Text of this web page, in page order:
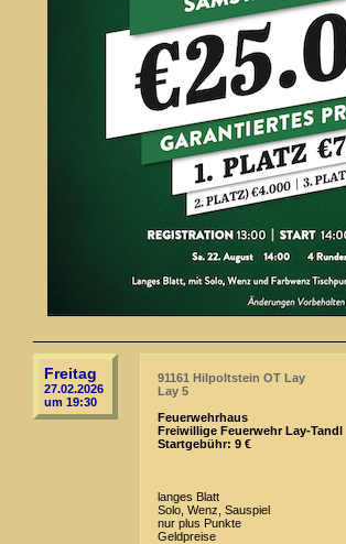
Freitag
27.02.2026
um 19:30
91161 Hilpoltstein OT Lay
Lay 5
Feuerwehrhaus
Freiwillige Feuerwehr Lay-Tandl
Startgebühr: 9 €
langes Blatt
Solo, Wenz, Sauspiel
nur plus Punkte
Geldpreise